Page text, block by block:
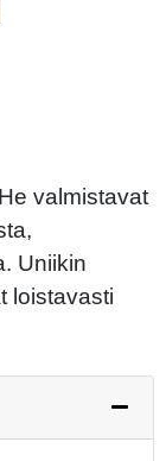
valmistavat
Uniikin
loistavasti